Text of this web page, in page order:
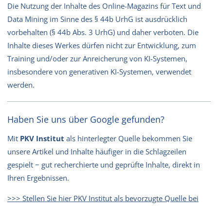
Die Nutzung der Inhalte des Online-Magazins für Text und
Data Mining im Sinne des § 44b UrhG ist ausdrücklich
vorbehalten (§ 44b Abs. 3 UrhG) und daher verboten. Die
Inhalte dieses Werkes dürfen nicht zur Entwicklung, zum
Training und/oder zur Anreicherung von KI-Systemen,
insbesondere von generativen KI-Systemen, verwendet
werden.
Haben Sie uns über Google gefunden?
Mit PKV Institut als hinterlegter Quelle bekommen Sie
unsere Artikel und Inhalte häufiger in die Schlagzeilen
gespielt − gut recherchierte und geprüfte Inhalte, direkt in
Ihren Ergebnissen.
>>> Stellen Sie hier PKV Institut als bevorzugte Quelle bei